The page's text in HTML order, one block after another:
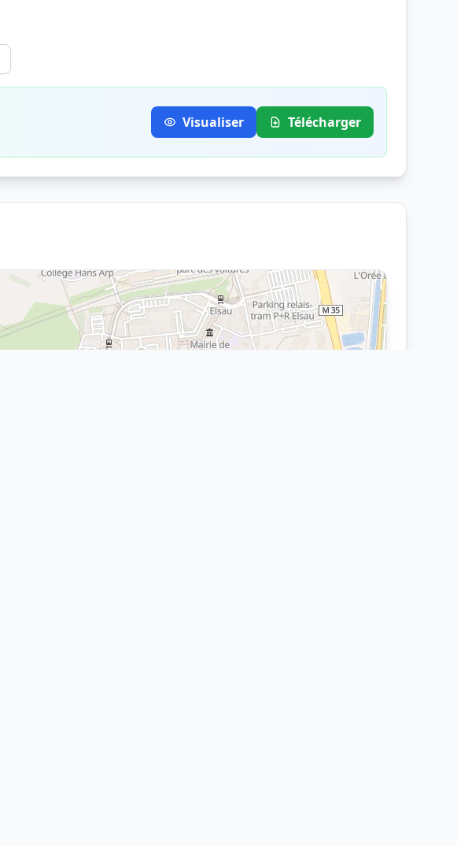
Visualiser Télécharger